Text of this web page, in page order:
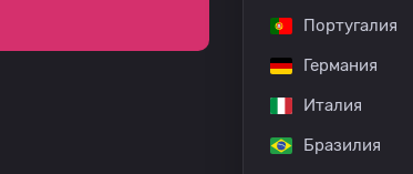
Португалия
Германия
Италия
Бразилия